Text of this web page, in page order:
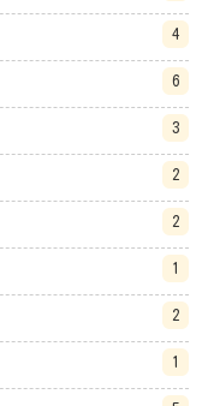
4
6
3
2
2
1
2
1